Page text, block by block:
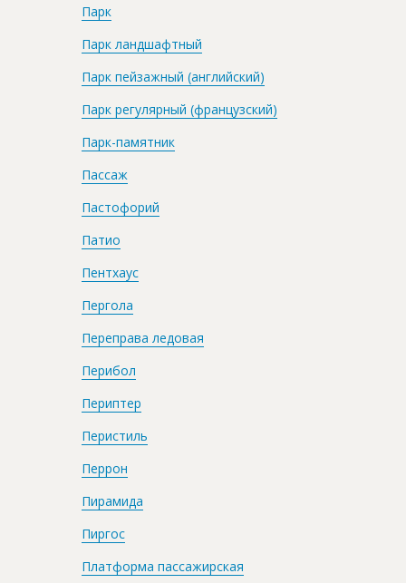
Парк
Парк ландшафтный
Парк пейзажный (английский)
Парк регулярный (французский)
Парк-памятник
Пассаж
Пастофорий
Патио
Пентхаус
Пергола
Переправа ледовая
Перибол
Периптер
Перистиль
Перрон
Пирамида
Пиргос
Платформа пассажирская